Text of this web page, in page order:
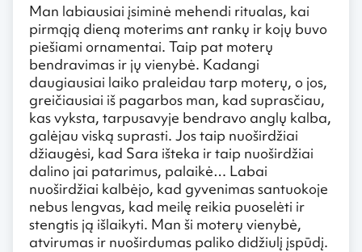
Man labiausiai įsiminė mehendi ritualas, kai
pirmąją dieną moterims ant rankų ir kojų buvo
piešiami ornamentai. Taip pat moterų
bendravimas ir jų vienybė. Kadangi
daugiausiai laiko praleidau tarp moterų, o jos,
greičiausiai iš pagarbos man, kad suprasčiau,
kas vyksta, tarpusavyje bendravo anglų kalba,
galėjau viską suprasti. Jos taip nuoširdžiai
džiaugėsi, kad Sara išteka ir taip nuoširdžiai
dalino jai patarimus, palaikė… Labai
nuoširdžiai kalbėjo, kad gyvenimas santuokoje
nebus lengvas, kad meilę reikia puoselėti ir
stengtis ją išlaikyti. Man ši moterų vienybė,
atvirumas ir nuoširdumas paliko didžiulį įspūdį.